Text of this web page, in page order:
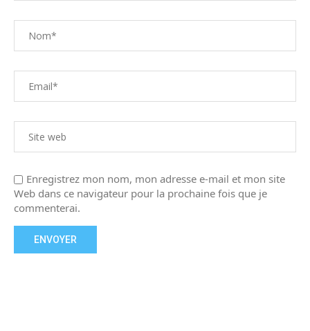
Enregistrez mon nom, mon adresse e-mail et mon site
Web dans ce navigateur pour la prochaine fois que je
commenterai.